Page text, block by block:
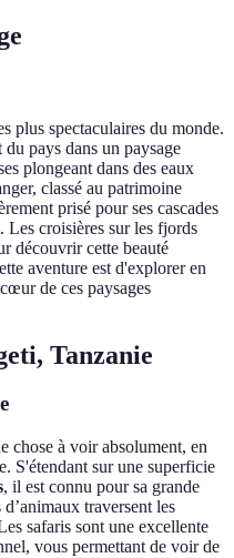
plus spectaculaires du monde.
pays dans un paysage
plongeant dans des eaux
classé au patrimoine
prisé pour ses cascades
Les croisières sur les fjords
découvrir cette beauté
aventure est d'explorer en
de ces paysages
Tanzanie
chose à voir absolument, en
S'étendant sur une superficie
, il est connu pour sa grande
traversent les
safaris sont une excellente
vous permettant de voir de